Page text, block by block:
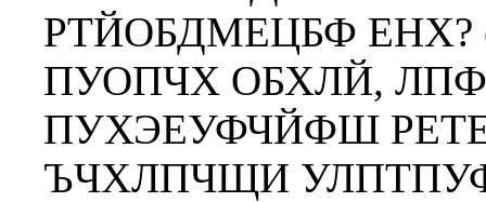
РТЙОБДМЕЦБФ
ПУОПЧХ ОБХЛЙ,
ПУХЭЕУФЧЙФШ
ЪЧХЛПЧЩИ